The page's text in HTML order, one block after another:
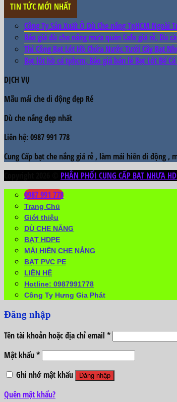
TIN TỨC MỚI NHẤT
Công Ty Sản Xuất Ô Dù Che nắng TpHCM Ngoài
Báo giá dù che nắng mưa quán Cafe giá rẻ, Dù
Thi Công Bạt Lót Hồ Chứa Nước Tưới Cây Bạt
Bạt lót hồ cá tphcm, Báo giá bán lẻ Bạt Lót Bể
DỊCH VỤ
Mẫu mái che di động đẹp Rẻ
Dù che nắng đẹp nhất
Liên hệ: 0987 991 778
Cung Cấp bạt che nắng giá rẻ , làm mái hiên di động
PHÂN PHỐI CUNG CẤP BẠT NHỰA
0987 991 778
Trang Chủ
Giới thiệu
DÙ CHE NẮNG
BẠT HDPE
MÁI HIÊN CHE NẮNG
BẠT PVC PE
LIÊN HỆ
Hotline: 0987991778
Công Ty Hưng Gia Phát
Đăng nhập
Tên tài khoản hoặc địa chỉ email *
Mật khẩu*
Ghi nhớ mật khẩu
Đăng nhập
Quên mật khẩu?